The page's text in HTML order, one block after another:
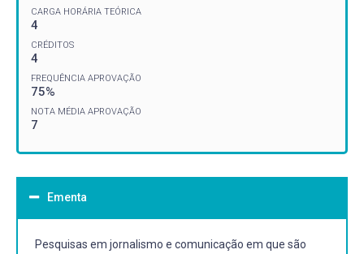
CARGA HORÁRIA TEÓRICA
4
CRÉDITOS
4
FREQUÊNCIA APROVAÇÃO
75%
NOTA MÉDIA APROVAÇÃO
7
Ementa
Pesquisas em jornalismo e comunicação em que são